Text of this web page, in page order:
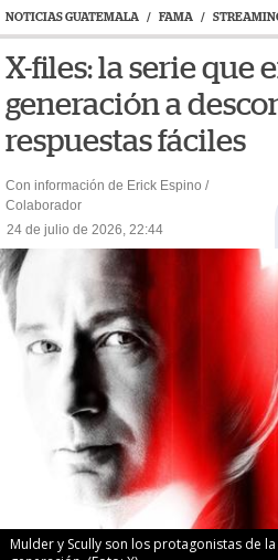
NOTICIAS GUATEMALA / FAMA /
X-files: la serie que
generación a
respuestas fáciles
Con información de Erick Espino /
Colaborador
24 de julio de 2026, 22:44
Mulder y Scully son los protagonistas de